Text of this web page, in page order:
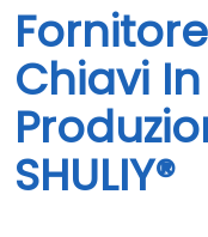
Chiavi
SHULIY®